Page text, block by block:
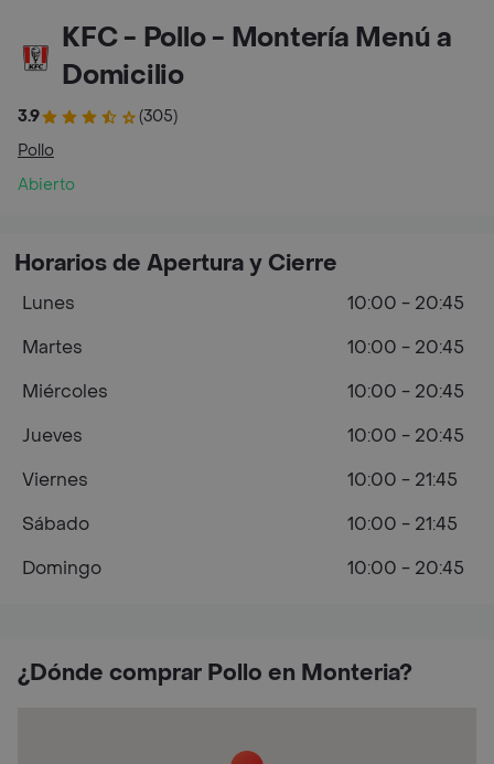
KFC - Pollo - Montería Menú a
Domicilio
3.9
(305)
Pollo
Abierto
¿Dónde comprar Pollo en Monteria?
Horarios de Apertura y Cierre
Lunes
10:00 - 20:45
Martes
10:00 - 20:45
Miércoles
10:00 - 20:45
Jueves
10:00 - 20:45
Viernes
10:00 - 21:45
Sábado
10:00 - 21:45
Domingo
10:00 - 20:45